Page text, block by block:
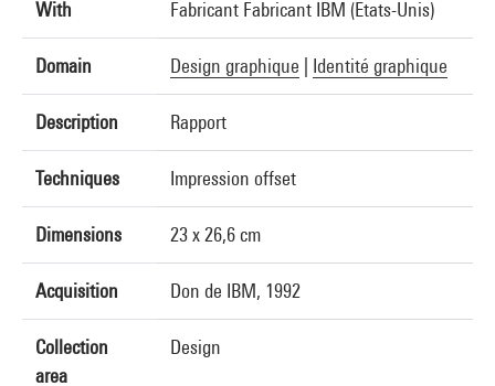
With Fabricant Fabricant IBM (Etats-Unis)
Domain Design graphique Identité graphique
Description Rapport
Techniques Impression offset
Dimensions 23 x 26,6 cm
Acquisition Don de IBM, 1992
Collection
area
Design